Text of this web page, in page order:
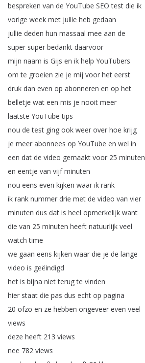
bespreken van de YouTube SEO test die ik
vorige week met jullie heb gedaan
jullie deden hun massaal mee aan de
super super bedankt daarvoor
mijn naam is Gijs en ik help YouTubers
om te groeien zie je mij voor het eerst
druk dan even op abonneren en op het
belletje wat een mis je nooit meer
laatste YouTube tips
nou de test ging ook weer over hoe krijg
je meer abonnees op YouTube en wel in
een dat de video gemaakt voor 25 minuten
en eentje van vijf minuten
nou eens even kijken waar ik rank
ik rank nummer drie met de video van vier
minuten dus dat is heel opmerkelijk want
die van 25 minuten heeft natuurlijk veel
watch time
we gaan eens kijken waar die je de lange
video is geëindigd
het is bijna niet terug te vinden
hier staat die pas dus echt op pagina
20 ofzo en ze hebben ongeveer even veel
views
deze heeft 213 views
nee 782 views